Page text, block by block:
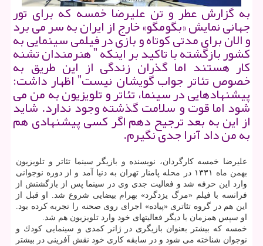
به گزارش عطر و تن علیرضا خمسه كه برای تور
جهانی نمایش «بگومگو» خارج از ایران به سر می برد
و الان برای مدتی كوتاه و بازی در فیلمی سینمایی به
كشور بازگشته با تاكید بر اینكه ˮ هنرمندان تشنه
كار هستند اما گذران زندگی از این طریق به
خصوص تئاتر جواب گویشان نیستˮ اظهار داشت:
پیشنهادهایی در سینما، تئاتر و تلویزیون به من می
شود اما قوت و سلامت گذشته وجود ندارد. شاید
از این به بعد ترجیح دهم اگر كسی پیشنهادی هم
به من داد آنرا جدی نگیرم.
علیرضا خمسه كارگردان، نویسنده و بازیگر سینما تئاتر و تلویزیون
بهمن ماه ۱۳۳۱ در محله پامنار تهران به دنیا آمد و از دوره نوجوانی
وارد این حرفه شد و فعالیت جدی وی در سینما پس از بازگشتش از
فرانسه با فیلم «مرگ یزدگرد» بهرام بیضایی شروع شد. او قبل از
این هم در گروه تئاتری «پیاده» اجرای روی صحنه را تجربه كرده بود.
او سپس همزمان با دیگر فعالیتهای خود وارد تلویزیون هم شد.
خمسه كه بیشتر بعنوان بازیگری در ژانر كمدی و سینمایی كودك و
نوجوان شناخته می شود و در سابقه كاری خود نقش آفرینی در بیشتر